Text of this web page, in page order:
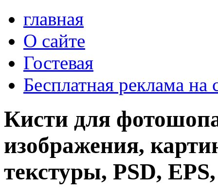
главная
О сайте
Гостевая
Бесплатная реклама на
Кисти для
изображения,
текстуры, PSD,